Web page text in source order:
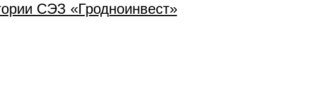
СЭЗ «Гродноинвест»